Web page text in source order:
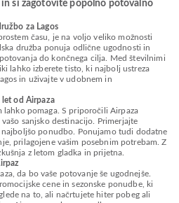
si zagotovite popolno potovalno
za Lagos
času, je na voljo veliko možnosti
družba ponuja odlične ugodnosti in
do končnega cilja. Med številnimi
lahko izberete tisto, ki najbolj ustreza
in uživajte v udobnem in
od Airpaza
lahko pomaga. S priporočili Airpaza
sanjsko destinacijo. Primerjajte
ponudbo. Ponujamo tudi dodatne
prilagojene vašim posebnim potrebam. Z
z letom gladka in prijetna.
da bo vaše potovanje še ugodnejše.
cene in sezonske ponudbe, ki
na to, ali načrtujete hiter pobeg ali